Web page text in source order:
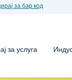
за бар код
за услуга